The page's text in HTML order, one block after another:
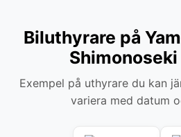
Biluthyrare på
Exempel på uthyrare du kan
variera med datum